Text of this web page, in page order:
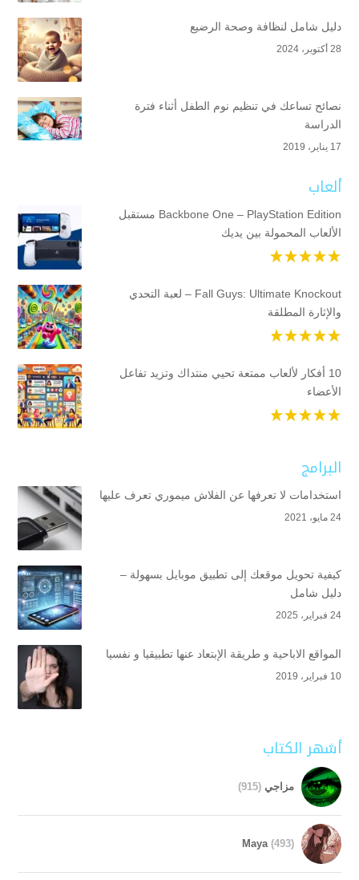
دليل شامل لنظافة وصحة الرضيع
28 أكتوبر، 2024
نصائح تساعك في تنظيم نوم الطفل أثناء فترة
الدراسة
17 يناير، 2019
ألعاب
Backbone One – PlayStation Edition مستقبل
الألعاب المحمولة بين يديك
Fall Guys: Ultimate Knockout – لعبة التحدي
والإثارة المطلقة
10 أفكار لألعاب ممتعة تحيي منتداك وتزيد تفاعل
الأعضاء
البرامج
استخدامات لا تعرفها عن الفلاش ميموري تعرف عليها
24 مايو، 2021
كيفية تحويل موقعك إلى تطبيق موبايل بسهولة –
دليل شامل
24 فبراير، 2025
المواقع الاباحية و طريقة الإبتعاد عنها تطبيقيا و نفسيا
10 فبراير، 2019
أشهر الكتاب
مزاجي (915)
Maya (493)